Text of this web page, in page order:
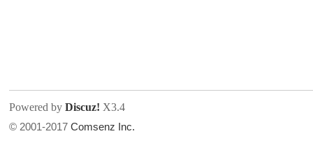
Powered byDiscuz! X3.4
© 2001-2017Comsenz Inc.